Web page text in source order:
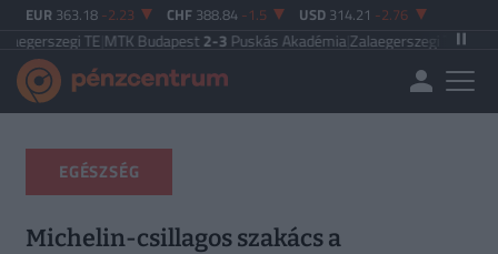
EUR 363.18 -2.23 CHF 388.84 -1.5 USD 314.21 -2.76
MTK Budapest2-3 Puskás Akadémia|Zalaegerszegi TE5-2Paksi FC|
EGÉSZSÉG
Michelin-csillagos szakács a